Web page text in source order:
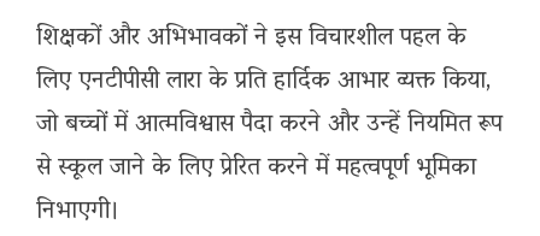
शिक्षकों और अभिभावकों ने इस विचारशील पहल के
लिए एनटीपीसी लारा के प्रति हार्दिक आभार व्यक्त किया,
जो बच्चों में आत्मविश्वास पैदा करने और उन्हें नियमित रूप
से स्कूल जाने के लिए प्रेरित करने में महत्वपूर्ण भूमिका
निभाएगी।